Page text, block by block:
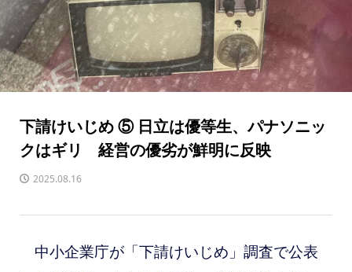
下請けいじめ ⑤ 日立は優等生、パナソニッ
クはギリ 経営の優劣が鮮明に反映
2025.08.16
中小企業庁が「下請けいじめ」調査で公表